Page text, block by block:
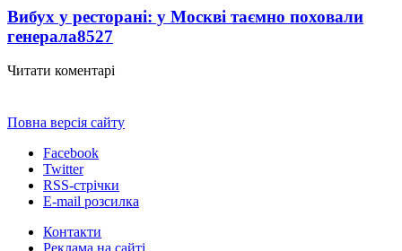
Вибух у ресторані: у Москві таємно поховали
генерала8527
Читати коментарі
Повна версія сайту
Facebook
Twitter
RSS-стрічки
E-mail розсилка
Контакти